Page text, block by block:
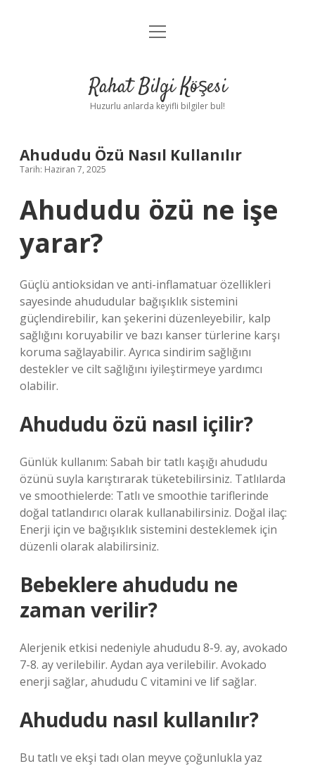
Anasayfa
Yasal Uyarı
menüyü
Rahat Bilgi Köşesi
Huzurlu anlarda keyifli bilgiler bul!
Ahududu Özü Nasıl Kullanılır
Tarih: Haziran 7, 2025
Ahududu özü ne işe
yarar?
Güçlü antioksidan ve anti-inflamatuar özellikleri
sayesinde ahududular bağışıklık sistemini
güçlendirebilir, kan şekerini düzenleyebilir, kalp
sağlığını koruyabilir ve bazı kanser türlerine karşı
koruma sağlayabilir. Ayrıca sindirim sağlığını
destekler ve cilt sağlığını iyileştirmeye yardımcı
olabilir.
Ahududu özü nasıl içilir?
Günlük kullanım: Sabah bir tatlı kaşığı ahududu
özünü suyla karıştırarak tüketebilirsiniz. Tatlılarda
ve smoothielerde: Tatlı ve smoothie tariflerinde
doğal tatlandırıcı olarak kullanabilirsiniz. Doğal ilaç:
Enerji için ve bağışıklık sistemini desteklemek için
düzenli olarak alabilirsiniz.
Bebeklere ahududu ne
zaman verilir?
Alerjenik etkisi nedeniyle ahududu 8-9. ay, avokado
7-8. ay verilebilir. Aydan aya verilebilir. Avokado
enerji sağlar, ahududu C vitamini ve lif sağlar.
Ahududu nasıl kullanılır?
Bu tatlı ve ekşi tadı olan meyve çoğunlukla yaz